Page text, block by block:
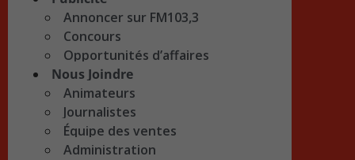
Annoncer sur FM103,3
Concours
Opportunités d’affaires
Nous Joindre
Animateurs
Journalistes
Équipe des ventes
Administration